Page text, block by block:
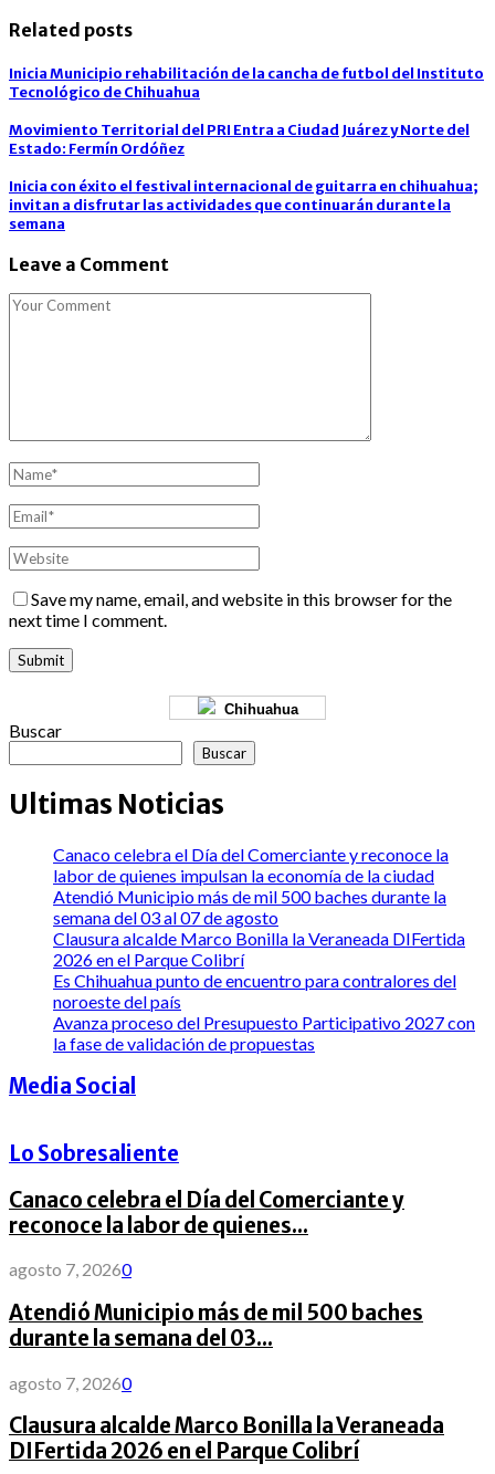
Related posts
Inicia Municipio rehabilitación de la cancha de futbol del Instituto
Tecnológico de Chihuahua
Movimiento Territorial del PRI Entra a Ciudad Juárez y Norte del
Estado: Fermín Ordóñez
Inicia con éxito el festival internacional de guitarra en chihuahua;
invitan a disfrutar las actividades que continuarán durante la
semana
Leave a Comment
Save my name, email, and website in this browser for the
next time I comment.
Chihuahua
Buscar
Buscar
Ultimas Noticias
Canaco celebra el Día del Comerciante y reconoce la
labor de quienes impulsan la economía de la ciudad
Atendió Municipio más de mil 500 baches durante la
semana del 03 al 07 de agosto
Clausura alcalde Marco Bonilla la Veraneada DIFertida
2026 en el Parque Colibrí
Es Chihuahua punto de encuentro para contralores del
noroeste del país
Avanza proceso del Presupuesto Participativo 2027 con
la fase de validación de propuestas
Media Social
Lo Sobresaliente
Canaco celebra el Día del Comerciante y
reconoce la labor de quienes...
agosto 7, 20260
Atendió Municipio más de mil 500 baches
durante la semana del 03...
agosto 7, 20260
Clausura alcalde Marco Bonilla la Veraneada
DIFertida 2026 en el Parque Colibrí